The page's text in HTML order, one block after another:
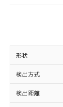
形状
検出方式
検出距離